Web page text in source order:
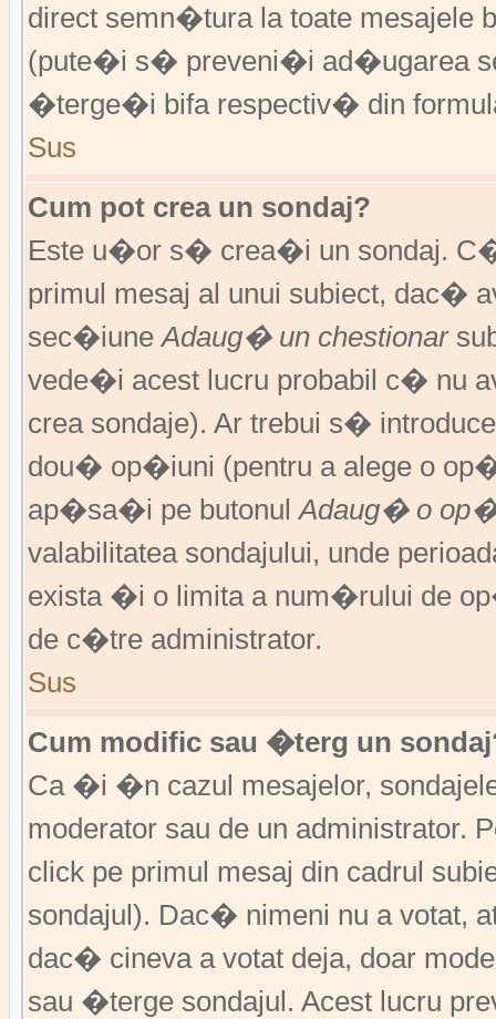
direct semn�tura la toate mesajele
(pute�i s� preveni�i ad�ugarea
�terge�i bifa respectiv� din
Sus
Cum pot crea un sondaj?
Este u�or s� crea�i un sondaj.
primul mesaj al unui subiect, dac�
sec�iuneAdaug� un chestionar
vede�i acest lucru probabil c� nu
crea sondaje). Ar trebui s�
dou� op�iuni (pentru a alege o
ap�sa�i pe butonulAdaug� o
valabilitatea sondajului, unde
exista �i o limita a num�rului de
de c�tre administrator.
Sus
Cum modific sau �terg un
Ca �i �n cazul mesajelor,
moderator sau de un administrator.
click pe primul mesaj din cadrul
sondajul). Dac� nimeni nu a
dac� cineva a votat deja, doar
sau �terge sondajul. Acest lucru